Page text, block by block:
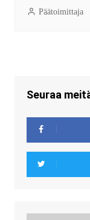
Päätoimittaja
Seuraa